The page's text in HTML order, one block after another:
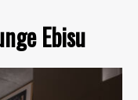
Ebisu